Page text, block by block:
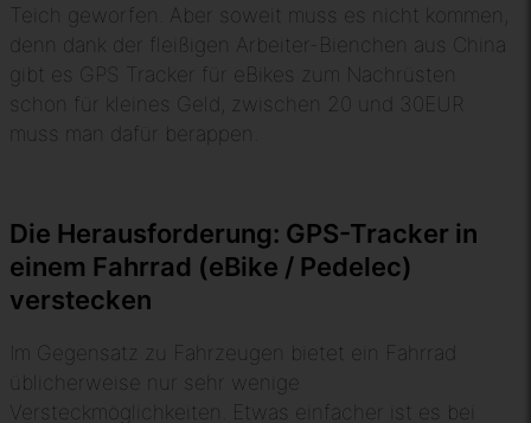
Teich geworfen. Aber soweit muss es nicht kommen,
denn dank der fleißigen Arbeiter-Bienchen aus China
gibt es GPS Tracker für eBikes zum Nachrüsten
schon für kleines Geld, zwischen 20 und 30EUR
muss man dafür berappen.
Die Herausforderung: GPS-Tracker in
einem Fahrrad (eBike / Pedelec)
verstecken
Im Gegensatz zu Fahrzeugen bietet ein Fahrrad
üblicherweise nur sehr wenige
Versteckmöglichkeiten. Etwas einfacher ist es bei